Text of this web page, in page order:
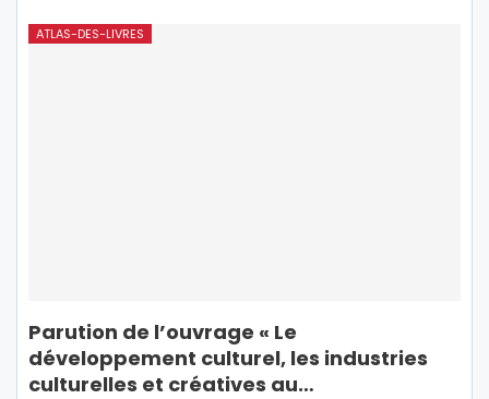
ATLAS-DES-LIVRES
Parution de l’ouvrage « Le
développement culturel, les industries
culturelles et créatives au…